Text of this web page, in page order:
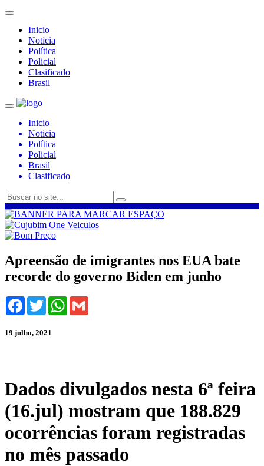
Inicio
Noticia
Política
Policial
Clasificado
Brasil
Inicio
Noticia
Política
Policial
Brasil
Clasificado
Apreensão de imigrantes nos EUA bate
recorde do governo Biden em junho
Facebook
TwitterWhatsApp
19 julho, 2021
Dados divulgados nesta 6ª feira
(16.jul) mostram que 188.829
ocorrências foram registradas
no mês passado